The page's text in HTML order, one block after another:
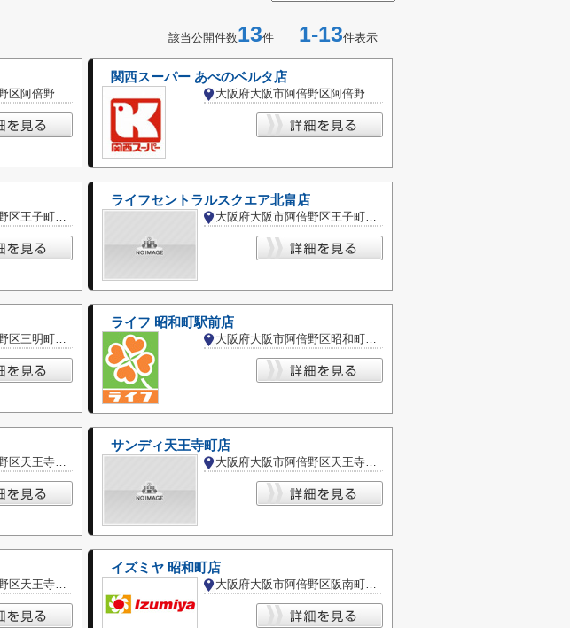
該当公開件数13件 1-13件表示
大阪府大阪市阿倍野区阿倍野筋１丁目
関西スーパー あべのベルタ店
大阪府大阪市阿倍野区阿倍野筋３丁目
大阪府大阪市阿倍野区王子町３丁目
ライフセントラルスクエア北畠店
大阪府大阪市阿倍野区王子町４丁目
大阪府大阪市阿倍野区三明町２丁目
ライフ 昭和町駅前店
大阪府大阪市阿倍野区昭和町１丁目
大阪府大阪市阿倍野区天王寺町北３丁目
サンディ天王寺町店
大阪府大阪市阿倍野区天王寺町北３丁目
大阪府大阪市阿倍野区天王寺町南１丁目
イズミヤ 昭和町店
大阪府大阪市阿倍野区阪南町１丁目